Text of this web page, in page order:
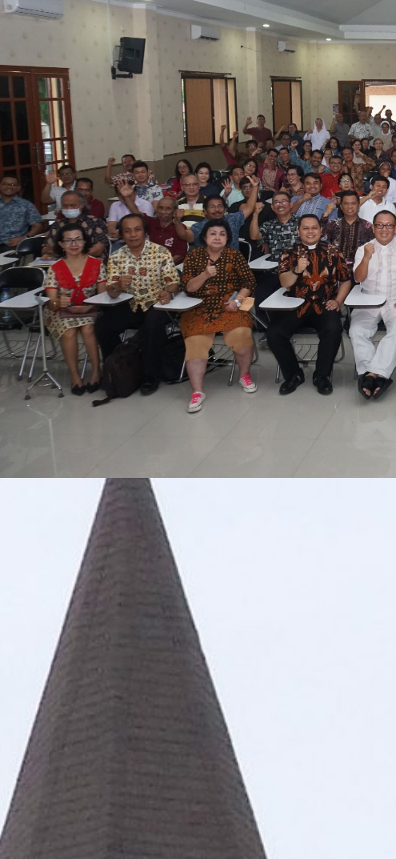
Pentingnya Pedoman Pastoral
Berita Keuskupan Malang
-Uskup Malang, Mgr. Henricus Pidyarto Gunawan,
mulai tahun 2020 hingga 2032 bersifat wajib dan mengikat, bagi setiap paroki,
Keuskupan Malang termin 1, tahun 2020-2023 Pertemuan Tahunan Keuskupan
Uskup Malang meminta seluruh peserta Pertemuan Tahunan untuk menghargai
proses secara bertahap dimulai dari pendataan ulang jumlah umat dengan
pengarah berhasil merumuskanmya dari hasil kerja dekenat-dekenat dan
berbagai misi berpanduan visi Keuskupan Malang “Menjadi Gereja yang
Malang. Akhirnya team pengarah menyusun suatu teks final dan dicetak dalam
panduan untuk mewujudnyatakan motto Uskup Malang, Mgr. Henricus Pidyarto